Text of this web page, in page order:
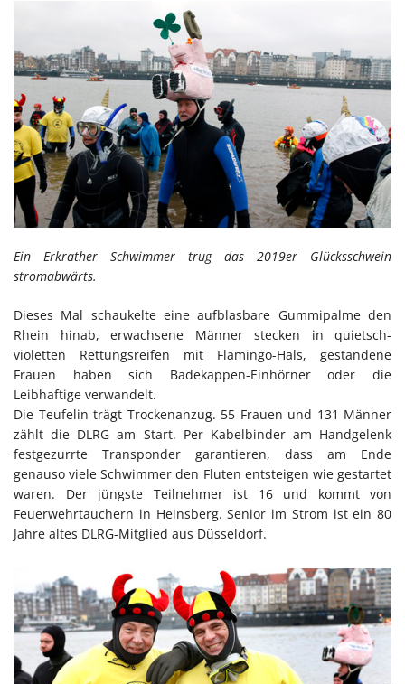
Ein Erkrather Schwimmer trug das 2019er Glücksschwein
stromabwärts.
Dieses Mal schaukelte eine aufblasbare Gummipalme den
Rhein hinab, erwachsene Männer stecken in quietsch-
violetten Rettungsreifen mit Flamingo-Hals, gestandene
Frauen haben sich Badekappen-Einhörner oder die
Leibhaftige verwandelt.
Die Teufelin trägt Trockenanzug. 55 Frauen und 131 Männer
zählt die DLRG am Start. Per Kabelbinder am Handgelenk
festgezurrte Transponder garantieren, dass am Ende
genauso viele Schwimmer den Fluten entsteigen wie gestartet
waren. Der jüngste Teilnehmer ist 16 und kommt von
Feuerwehrtauchern in Heinsberg. Senior im Strom ist ein 80
Jahre altes DLRG-Mitglied aus Düsseldorf.